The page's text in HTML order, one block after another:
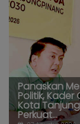
Panaskan
Politik, Kader
Kota
Perkuat...